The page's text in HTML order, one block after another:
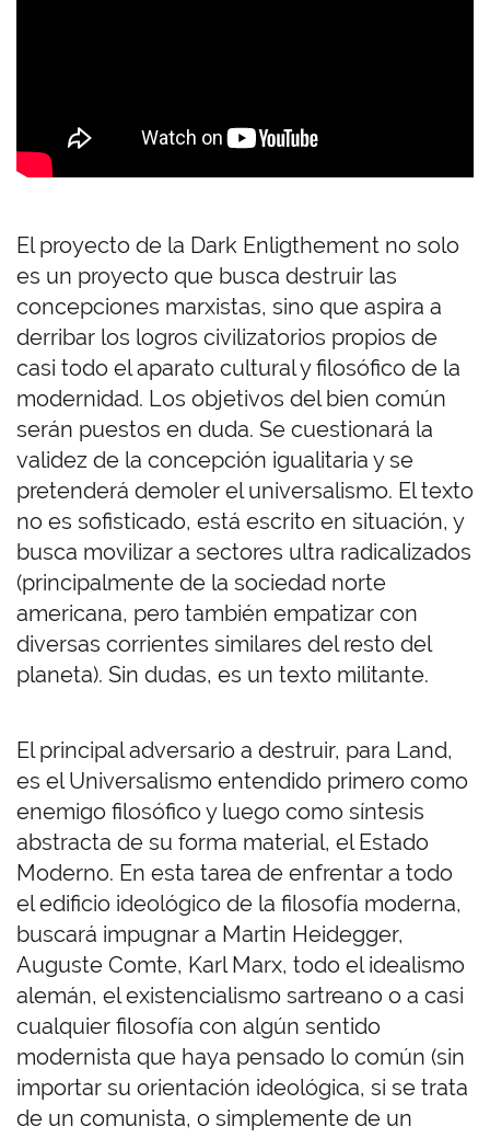
El proyecto de la Dark Enligthement no solo
es un proyecto que busca destruir las
concepciones marxistas, sino que aspira a
derribar los logros civilizatorios propios de
casi todo el aparato cultural y filosófico de la
modernidad. Los objetivos del bien común
serán puestos en duda. Se cuestionará la
validez de la concepción igualitaria y se
pretenderá demoler el universalismo. El texto
no es sofisticado, está escrito en situación, y
busca movilizar a sectores ultra radicalizados
(principalmente de la sociedad norte
americana, pero también empatizar con
diversas corrientes similares del resto del
planeta). Sin dudas, es un texto militante.
El principal adversario a destruir, para Land,
es el Universalismo entendido primero como
enemigo filosófico y luego como síntesis
abstracta de su forma material, el Estado
Moderno. En esta tarea de enfrentar a todo
el edificio ideológico de la filosofía moderna,
buscará impugnar a Martin Heidegger,
Auguste Comte, Karl Marx, todo el idealismo
alemán, el existencialismo sartreano o a casi
cualquier filosofía con algún sentido
modernista que haya pensado lo común (sin
importar su orientación ideológica, si se trata
de un comunista, o simplemente de un